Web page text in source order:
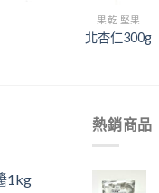
果乾 堅果
北杏仁300g
1kg
熱銷商品